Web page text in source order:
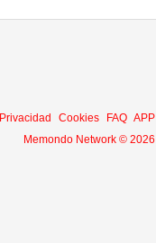
Privacidad Cookies FAQ APP
Memondo Network © 2026